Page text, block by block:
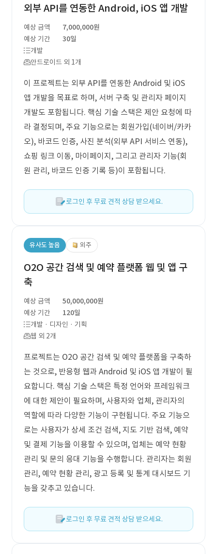
외부 API를 연동한 Android, iOS 앱 개발
예상 금액
7,000,000원
예상 기간
30일
개발
안드로이드 외 1개
이 프로젝트는 외부 API를 연동한 Android 및 iOS
앱 개발을 목표로 하며, 서버 구축 및 관리자 페이지
개발도 포함됩니다. 핵심 기술 스택은 제안 요청에 따
라 결정되며, 주요 기능으로는 회원가입(네이버/카카
오), 바코드 인증, 사진 분석(외부 API 서비스 연동),
쇼핑 링크 이동, 마이페이지, 그리고 관리자 기능(회
원 관리, 바코드 인증 기록 등)이 포함됩니다.
로그인 후 무료 견적 상담 받으세요.
유사도 높음 외주
O2O 공간 검색 및 예약 플랫폼 웹 및 앱 구
축
예상 금액
50,000,000원
예상 기간
120일
개발 · 디자인 · 기획
웹 외 2개
프로젝트는 O2O 공간 검색 및 예약 플랫폼을 구축하
는 것으로, 반응형 웹과 Android 및 iOS 앱 개발이 필
요합니다. 핵심 기술 스택은 특정 언어와 프레임워크
에 대한 제안이 필요하며, 사용자와 업체, 관리자의
역할에 따라 다양한 기능이 구현됩니다. 주요 기능으
로는 사용자가 상세 조건 검색, 지도 기반 검색, 예약
및 결제 기능을 이용할 수 있으며, 업체는 예약 현황
관리 및 문의 응대 기능을 수행합니다. 관리자는 회원
관리, 예약 현황 관리, 광고 등록 및 통계 대시보드 기
능을 갖추고 있습니다.
로그인 후 무료 견적 상담 받으세요.